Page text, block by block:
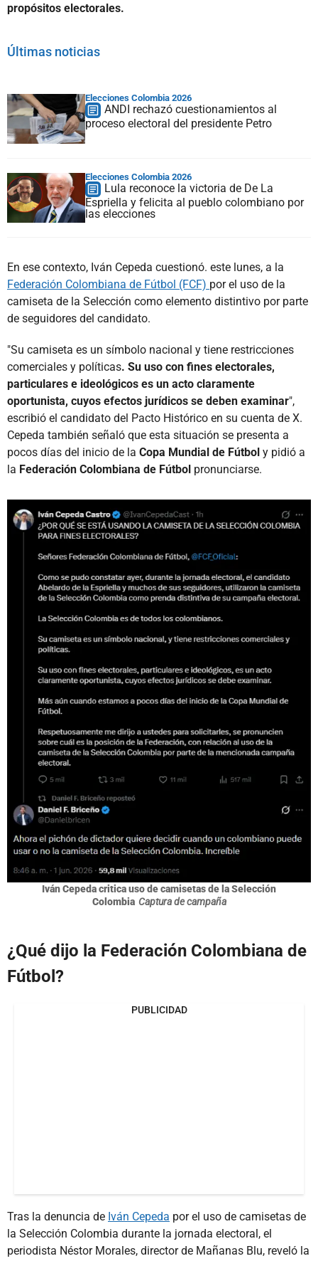
propósitos electorales.
Últimas noticias
Elecciones Colombia 2026
ANDI rechazó cuestionamientos al
proceso electoral del presidente Petro
Elecciones Colombia 2026
Lula reconoce la victoria de De La
Espriella y felicita al pueblo colombiano por
las elecciones
En ese contexto, Iván Cepeda cuestionó. este lunes, a la
Federación Colombiana de Fútbol (FCF) por el uso de la
camiseta de la Selección como elemento distintivo por parte
de seguidores del candidato.
"Su camiseta es un símbolo nacional y tiene restricciones
comerciales y políticas. Su uso con fines electorales,
particulares e ideológicos es un acto claramente
oportunista, cuyos efectos jurídicos se deben examinar",
escribió el candidato del Pacto Histórico en su cuenta de X.
Cepeda también señaló que esta situación se presenta a
pocos días del inicio de la Copa Mundial de Fútbol y pidió a
la Federación Colombiana de Fútbol pronunciarse.
Iván Cepeda critica uso de camisetas de la Selección
Colombia Captura de campaña
¿Qué dijo la Federación Colombiana de
Fútbol?
PUBLICIDAD
Tras la denuncia de Iván Cepeda por el uso de camisetas de
la Selección Colombia durante la jornada electoral, el
periodista Néstor Morales, director de Mañanas Blu, reveló la